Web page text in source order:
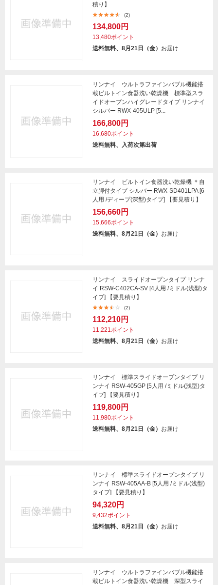
積り】
(2)
134,800円
13,480ポイント
送料無料、8月21日（金） お届け
リンナイ ウルトラファインバブル機能搭
載ビルトイン食器洗い乾燥機 標準型スラ
イドオープンハイグレードタイプ リンナイ
シルバー RWX-405ULP [5...
166,800円
16,680ポイント
送料無料、入荷次第出荷
リンナイ ビルトイン食器洗い乾燥機 ＊自
立脚付タイプ シルバー RWX-SD401LPA [6
人用 /ディープ(深型)タイプ] 【要見積り】
156,660円
15,666ポイント
送料無料、8月21日（金） お届け
リンナイ スライドオープンタイプ リンナ
イ RSW-C402CA-SV [4人用 /ミドル(浅型)タ
イプ] 【要見積り】
(2)
112,210円
11,221ポイント
送料無料、8月21日（金） お届け
リンナイ 標準スライドオープンタイプ リ
ンナイ RSW-405GP [5人用 /ミドル(浅型)タ
イプ] 【要見積り】
119,800円
11,980ポイント
送料無料、8月21日（金） お届け
リンナイ 標準スライドオープンタイプ リ
ンナイ RSW-405AA-B [5人用 /ミドル(浅型)
タイプ] 【要見積り】
94,320円
9,432ポイント
送料無料、8月21日（金） お届け
リンナイ ウルトラファインバブル機能搭
載ビルトイン食器洗い乾燥機 深型スライ